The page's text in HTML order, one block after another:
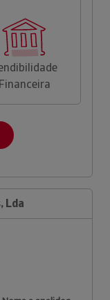
Financeira
Lda